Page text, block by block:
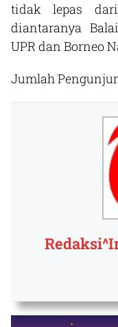
tidak lepas
diantaranya
UPR dan Borneo
Jumlah